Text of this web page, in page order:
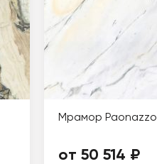
Мрамор Paonazzo
от 50 514 ₽